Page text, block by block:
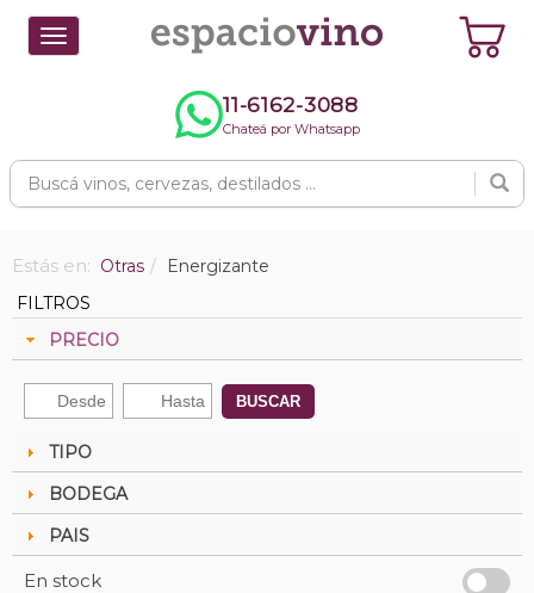
Toggle
navigation
11-6162-3088
Chateá por Whatsapp
Estás en: Otras
Energizante
FILTROS
PRECIO
BUSCAR
TIPO
BODEGA
PAIS
En stock